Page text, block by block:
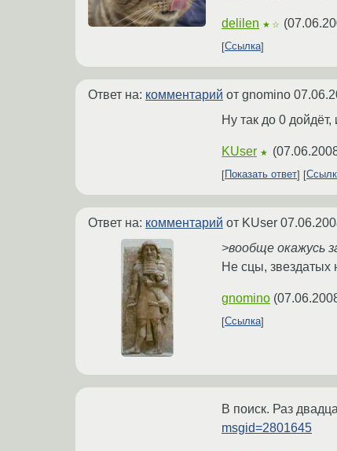
delilen ★☆ (
Ссылка
Ответ на: комментарий от gnomino
Ну так до 0
KUser ★ (
Показать ответ
Ответ на: комментарий от KUser
>вообще окажусь
Не сцы, звездатых
gnomino (
Ссылка
В поиск. Раз
msgid=2801645